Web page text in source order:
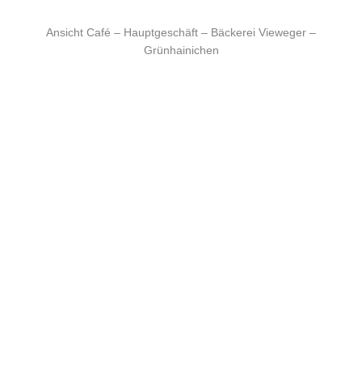
Ansicht Café – Hauptgeschäft – Bäckerei Vieweger –
Grünhainichen